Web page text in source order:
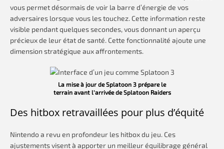
vous permet désormais de voir la barre d’énergie de vos
adversaires lorsque vous les touchez. Cette information reste
visible pendant quelques secondes, vous donnant un aperçu
précieux de leur état de santé. Cette fonctionnalité ajoute une
dimension stratégique aux affrontements.
La mise à jour de Splatoon 3 prépare le
terrain avant l’arrivée de Splatoon Raiders
Des hitbox retravaillées pour plus d’équité
Nintendo a revu en profondeur les hitbox du jeu. Ces
ajustements visent à apporter un meilleur équilibrage général